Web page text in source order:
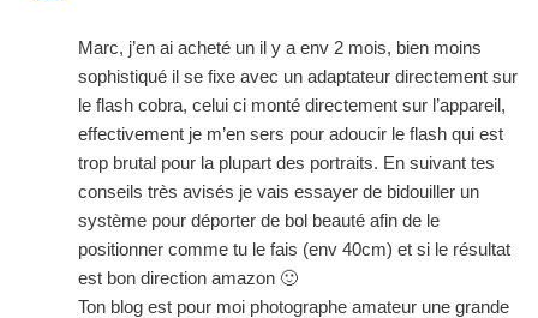
Marc, j’en ai acheté un il y a env 2 mois, bien moins
sophistiqué il se fixe avec un adaptateur directement sur
le flash cobra, celui ci monté directement sur l’appareil,
effectivement je m’en sers pour adoucir le flash qui est
trop brutal pour la plupart des portraits. En suivant tes
conseils très avisés je vais essayer de bidouiller un
système pour déporter de bol beauté afin de le
positionner comme tu le fais (env 40cm) et si le résultat
est bon direction amazon 🙂
Ton blog est pour moi photographe amateur une grande